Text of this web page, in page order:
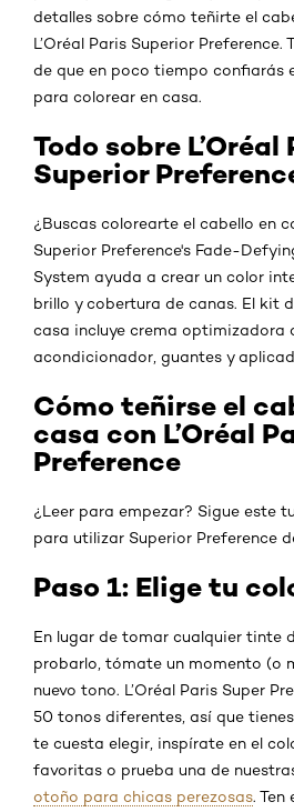
detalles sobre cómo teñirte el
L’Oréal Paris Superior Preference.
de que en poco tiempo confiarás
para colorear en casa.
Todo sobre L’Oréal
Superior
¿Buscas colorearte el cabello en
Superior Preference's Fade-
System ayuda a crear un color
brillo y cobertura de canas. El kit
casa incluye crema optimizadora
acondicionador, guantes y
Cómo teñirse el
casa con L’Oréal
Preference
¿Leer para empezar? Sigue este
para utilizar Superior Preference
Paso 1: Elige tu
En lugar de tomar cualquier tinte
probarlo, tómate un momento (o
nuevo tono. L’Oréal Paris Super
50 tonos diferentes, así que
te cuesta elegir, inspírate en el
favoritas o prueba una de
otoño para chicas perezosas. Ten